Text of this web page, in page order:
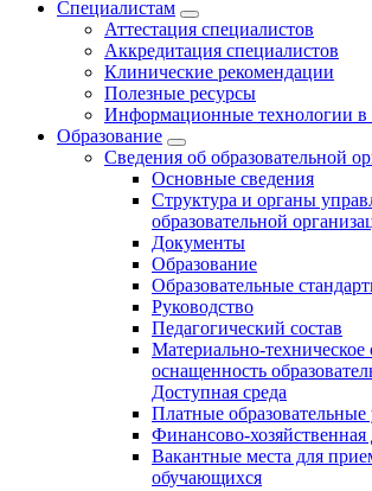
Специалистам
Аттестация специалистов
Аккредитация специалистов
Клинические рекомендации
Полезные ресурсы
Информационные технологии в
Образование
Сведения об образовательной
Основные сведения
Структура и органы
образовательной
Документы
Образование
Образовательные
Руководство
Педагогический состав
Материально-техническое
оснащенность
Доступная среда
Платные образовательные
Финансово-хозяйственная
Вакантные места для
обучающихся